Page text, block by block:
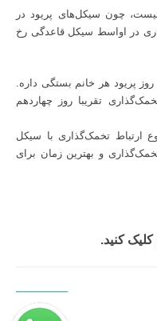
چون سیکل‌های پریود در
در اواسط سیکل قاعدگی رخ
پریود هر خانم بستگی داره.
در یک سیکل 28 روزه، تخمک‌گذاری تقریبا روز چهاردهم
ارتباط تخمک‌گذاری با سیکل
و بهترین زمان برای
کلیک کنید.